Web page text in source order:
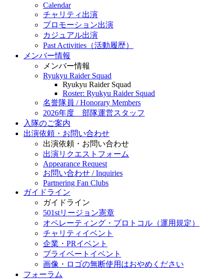
Calendar
チャリティ出演
プロモーション出演
カジュアル出演
Past Activities（活動履歴）
メンバー情報
メンバー情報
Ryukyu Raider Squad
Ryukyu Raider Squad
Roster: Ryukyu Raider Squad
名誉隊員 / Honorary Members
2026年度 部隊運営スタッフ
入隊のご案内
出演依頼・お問い合わせ
出演依頼・お問い合わせ
出演リクエストフォーム
Appearance Request
お問い合わせ / Inquiries
Partnering Fan Clubs
ガイドライン
ガイドライン
501stリージョン憲章
オペレーティング・プロトコル（運用規定）
チャリティイベント
企業・PRイベント
プライベートイベント
画像・ロゴの無断使用はおやめください
フォーラム